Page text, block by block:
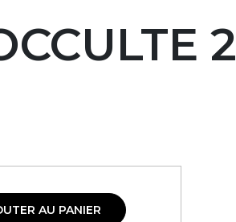
2
AU PANIER